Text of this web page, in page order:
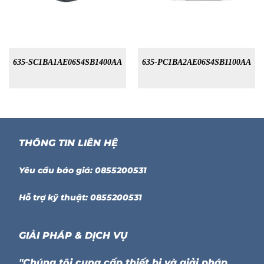
635-SC1BA1AE06S4SB1400AA 635-PC1BA2AE06S4SB1100AA
THÔNG TIN LIÊN HỆ
Yêu cầu báo giá: 0855200531
Hỗ trợ kỹ thuật: 0855200531
GIẢI PHÁP & DỊCH VỤ